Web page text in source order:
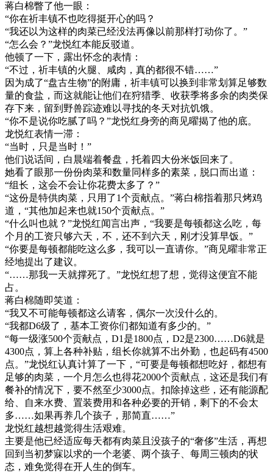
蒋白棉瞥了他一眼：
“你在祈丰镇不也吃得挺开心的吗？
“我还以为这样的肉菜已经没法再像以前那样打动你了。”
“怎么会？”龙悦红本能反驳道。
他顿了一下，露出怀念的表情：
“不过，祈丰镇的火腿、咸肉，真的都很不错……”
因为成了“盘古生物”的附庸，祈丰镇可以换到非常划算足够数
量的食盐，而这就能让他们在狩猎季、收获季将多余的肉类保
存下来，留到野兽踪迹难以寻找的冬天对抗饥饿。
“你不是说你吃腻了吗？”龙悦红身旁的商见曜揭了他的底。
龙悦红表情一滞：
“当时，只是当时！”
他们说话间，白晨端着餐盘，托着四大份米饭回来了。
她看了眼那一份份肉菜和数量同样多的素菜，脱口而出道：
“组长，这会不会让你花费太多了？”
“这份是特供肉菜，只用了1个贡献点。”蒋白棉指着那只烤鸡
道，“其他加起来也就150个贡献点。”
“什么叫也就？”龙悦红闻言出声，“我要是每顿都这么吃，每
个月的工资只够六天，不，还不到六天，刚才没算早饭。”
“你要是每顿都能吃这么多，我可以一直请你。”商见曜非常正
经地提出了建议。
“……那我一天就撑死了。”龙悦红想了想，觉得这便宜不能
占。
蒋白棉随即笑道：
“我又不可能每顿都这么请客，偶尔一次没什么的。
“我都D6级了，基本工资你们都知道有多少的。”
“每一级涨500个贡献点，D1是1800点，D2是2300……D6就是
4300点，算上各种补贴，组长你就算不出外勤，也起码有4500
点。”龙悦红认真计算了一下，“可要是每顿都想吃好，都想有
足够的肉菜，一个月怎么也得花2000个贡献点，这还是我们有
餐补的情况下，要不然至少3000点。扣除掉这些，还有能源配
给、自来水费、置装费用和各种必要的开销，剩下的不会太
多……如果再养几个孩子，那简直……”
龙悦红越想越觉得生活艰难。
主要是他已经适应每天都有肉菜且没孩子的“奢侈”生活，再想
回到当初梦寐以求的一个老婆、两个孩子、每周三顿肉的状
态，难免觉得在开人生的倒车。